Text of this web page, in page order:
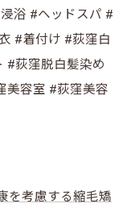
浴 #ヘッドスパ #
#着付け #荻窪白
#荻窪脱白髪染め
美容室 #荻窪美容
を考慮する縮毛矯